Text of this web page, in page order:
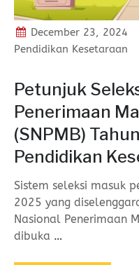
December 23, 2024
Pendidikan Kesetaraan
Petunjuk
Penerimaan
(SNPMB)
Pendidikan
Sistem seleksi masuk
2025 yang
Nasional Penerimaan
dibuka …